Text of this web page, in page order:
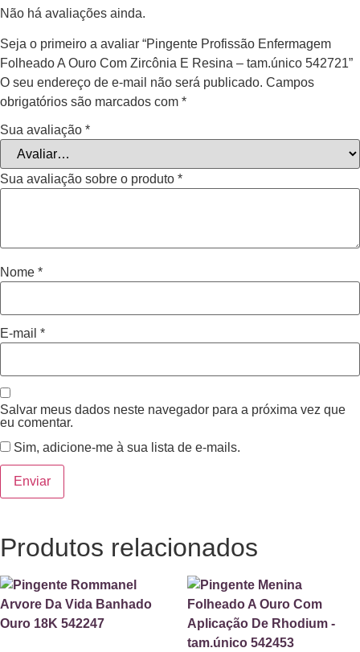
Não há avaliações ainda.
Seja o primeiro a avaliar “Pingente Profissão Enfermagem
Folheado A Ouro Com Zircônia E Resina – tam.único 542721”
O seu endereço de e-mail não será publicado. Campos
obrigatórios são marcados com *
Sua avaliação *
Sua avaliação sobre o produto *
Nome *
E-mail *
Salvar meus dados neste navegador para a próxima vez que
eu comentar.
Sim, adicione-me à sua lista de e-mails.
Produtos relacionados